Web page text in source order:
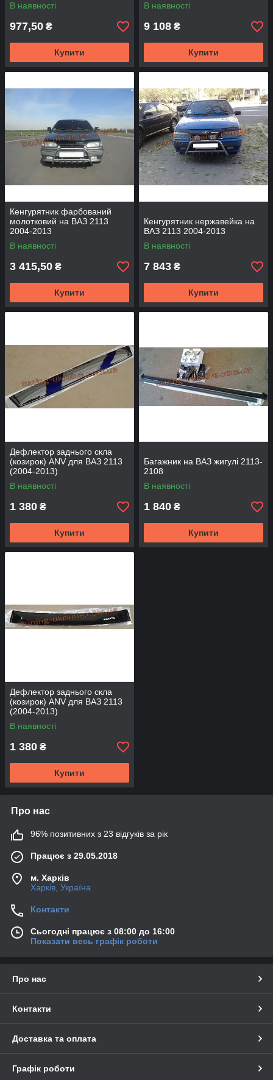
В наявності
977,50 ₴
Купити
В наявності
9 108 ₴
Купити
Кенгурятник фарбований
молотковий на ВАЗ 2113
2004-2013
В наявності
3 415,50 ₴
Купити
Кенгурятник нержавейка на
ВАЗ 2113 2004-2013
В наявності
7 843 ₴
Купити
Дефлектор заднього скла
(козирок) ANV для ВАЗ 2113
(2004-2013)
В наявності
1 380 ₴
Купити
Багажник на ВАЗ жигулі 2113-
2108
В наявності
1 840 ₴
Купити
Дефлектор заднього скла
(козирок) ANV для ВАЗ 2113
(2004-2013)
В наявності
1 380 ₴
Купити
Про нас
96% позитивних з 23 відгуків за рік
Працює з 29.05.2018
м. Харків
Харків, Україна
Контакти
Сьогодні працює з 08:00 до 16:00
Показати весь графік роботи
Про нас
Контакти
Доставка та оплата
Графік роботи